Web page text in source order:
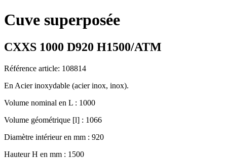
Cuve superposée
CXXS 1000 D920 H1500/ATM
Référence article: 108814
En Acier inoxydable (acier inox, inox).
Volume nominal en L : 1000
Volume géométrique [l] : 1066
Diamètre intérieur en mm : 920
Hauteur H en mm : 1500